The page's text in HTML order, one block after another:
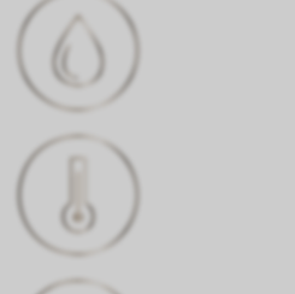
14,5% Vol.